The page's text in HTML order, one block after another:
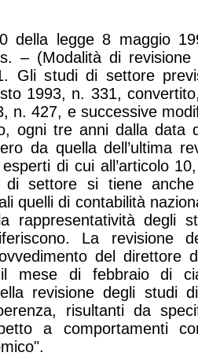
della legge 8 maggio
– (Modalità di revisione
Gli studi di settore
1993, n. 331,
n. 427, e successive
ogni tre anni dalla data
da quella dell’ultima
di cui all’articolo
di settore si tiene
quelli di contabilità
rappresentatività degli
La revisione
del direttore
mese di febbraio di
revisione degli studi
risultanti da
a comportamenti